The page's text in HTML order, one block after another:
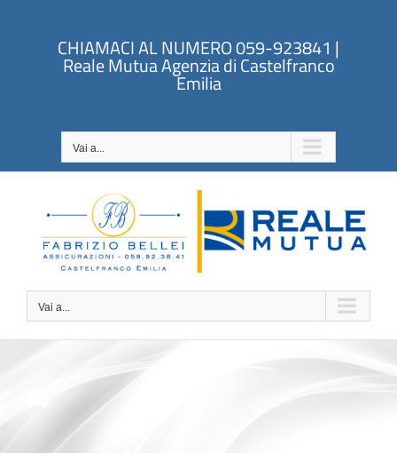
contenutoCHIAMACI AL NUMERO 059-923841 |
Reale Mutua Agenzia di Castelfranco
Emilia
Vai a...
Vai a...